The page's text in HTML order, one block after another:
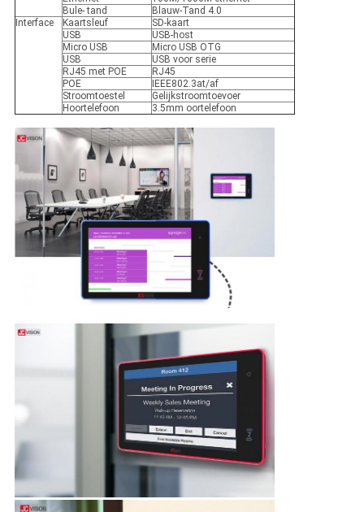
Bule- tand
Blauw-Tand 4.0
Interface
Kaartsleuf
SD-kaart
USB
USB-host
Micro USB
Micro USB OTG
USB
USB voor serie
RJ45 met POE
RJ45
POE
IEEE802.3at/af
Stroomtoestel
Gelijkstroomtoevoer
Hoortelefoon
3.5mm oortelefoon